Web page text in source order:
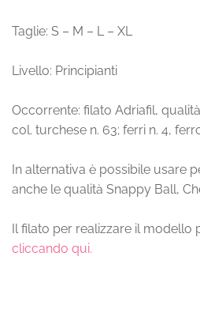
Taglie: S – M – L – XL
Livello: Principianti
Occorrente: filato Adriafil,
col. turchese n. 63; ferri n. 4,
In alternativa è possibile usare
anche le qualità Snappy Ball,
Il filato per realizzare il modello
cliccando qui.